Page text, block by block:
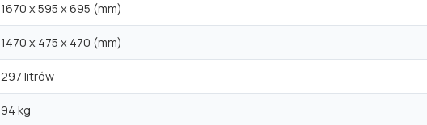
1670 x 595 x 695 (mm)
1470 x 475 x 470 (mm)
297 litrów
94 kg